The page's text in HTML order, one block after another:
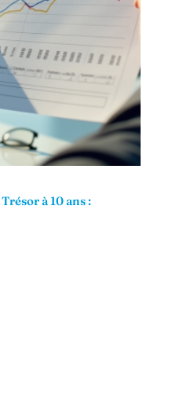
à 10 ans :